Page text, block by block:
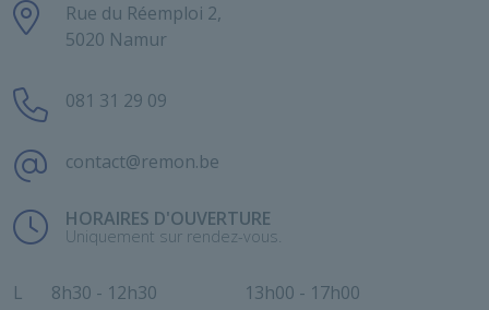
Rue du Réemploi 2,
5020 Namur
081 31 29 09
contact@remon.be
HORAIRES D'OUVERTURE
Uniquement sur rendez-vous.
L
8h30 - 12h30
13h00 - 17h00